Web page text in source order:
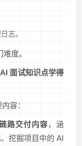
志。
度。
面试知识点学得
容：
路交付内容，涵
挖掘项目中的 AI